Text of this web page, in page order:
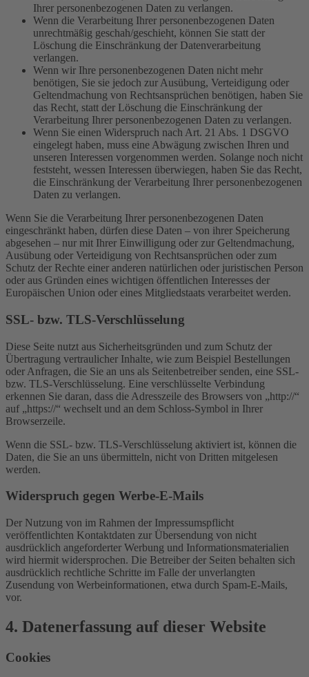
Ihrer personenbezogenen Daten zu verlangen.
Wenn die Verarbeitung Ihrer personenbezogenen Daten
unrechtmäßig geschah/geschieht, können Sie statt der
Löschung die Einschränkung der Datenverarbeitung
verlangen.
Wenn wir Ihre personenbezogenen Daten nicht mehr
benötigen, Sie sie jedoch zur Ausübung, Verteidigung oder
Geltendmachung von Rechtsansprüchen benötigen, haben Sie
das Recht, statt der Löschung die Einschränkung der
Verarbeitung Ihrer personenbezogenen Daten zu verlangen.
Wenn Sie einen Widerspruch nach Art. 21 Abs. 1 DSGVO
eingelegt haben, muss eine Abwägung zwischen Ihren und
unseren Interessen vorgenommen werden. Solange noch nicht
feststeht, wessen Interessen überwiegen, haben Sie das Recht,
die Einschränkung der Verarbeitung Ihrer personenbezogenen
Daten zu verlangen.
Wenn Sie die Verarbeitung Ihrer personenbezogenen Daten
eingeschränkt haben, dürfen diese Daten – von ihrer Speicherung
abgesehen – nur mit Ihrer Einwilligung oder zur Geltendmachung,
Ausübung oder Verteidigung von Rechtsansprüchen oder zum
Schutz der Rechte einer anderen natürlichen oder juristischen Person
oder aus Gründen eines wichtigen öffentlichen Interesses der
Europäischen Union oder eines Mitgliedstaats verarbeitet werden.
SSL- bzw. TLS-Verschlüsselung
Diese Seite nutzt aus Sicherheitsgründen und zum Schutz der
Übertragung vertraulicher Inhalte, wie zum Beispiel Bestellungen
oder Anfragen, die Sie an uns als Seitenbetreiber senden, eine SSL-
bzw. TLS-Verschlüsselung. Eine verschlüsselte Verbindung
erkennen Sie daran, dass die Adresszeile des Browsers von „http://“
auf „https://“ wechselt und an dem Schloss-Symbol in Ihrer
Browserzeile.
Wenn die SSL- bzw. TLS-Verschlüsselung aktiviert ist, können die
Daten, die Sie an uns übermitteln, nicht von Dritten mitgelesen
werden.
Widerspruch gegen Werbe-E-Mails
Der Nutzung von im Rahmen der Impressumspflicht
veröffentlichten Kontaktdaten zur Übersendung von nicht
ausdrücklich angeforderter Werbung und Informationsmaterialien
wird hiermit widersprochen. Die Betreiber der Seiten behalten sich
ausdrücklich rechtliche Schritte im Falle der unverlangten
Zusendung von Werbeinformationen, etwa durch Spam-E-Mails,
vor.
4. Datenerfassung auf dieser Website
Cookies